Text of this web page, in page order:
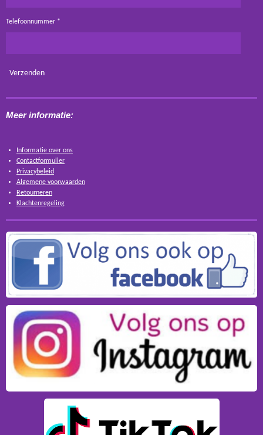
Telefoonnummer *
Verzenden
Meer informatie:
Informatie over ons
Contactformulier
Privacybeleid
Algemene voorwaarden
Retourneren
Klachtenregeling